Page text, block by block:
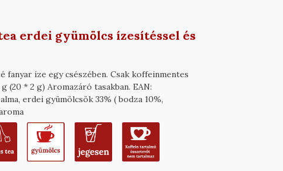
erdei gyümölcs ízesítéssel és
fanyar íze egy csészében. Csak koffeinmentes
* 2 g) Aromazáró tasakban. EAN:
erdei gyümölcsök 33% ( bodza 10%,